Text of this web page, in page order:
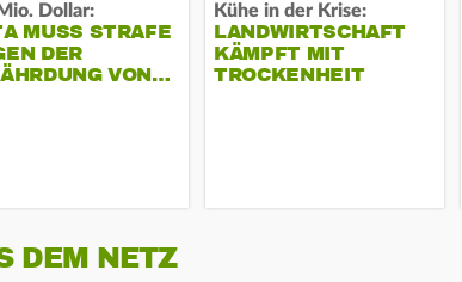
Dollar:
MUSS STRAFE
DER
VON…
Kühe in der Krise:
LANDWIRTSCHAFT
KÄMPFT MIT
TROCKENHEIT
DEM NETZ